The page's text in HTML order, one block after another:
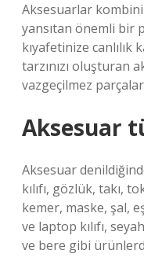
Aksesuarlar
yansıtan önemli bir
kıyafetinize canlılık
tarzınızı oluşturan
vazgeçilmez
Aksesuar
Aksesuar
kılıfı, gözlük, takı,
kemer, maske, şal,
ve laptop kılıfı,
ve bere gibi